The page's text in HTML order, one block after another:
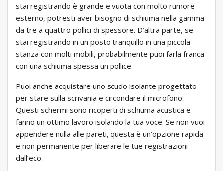
stai registrando è grande e vuota con molto rumore
esterno, potresti aver bisogno di schiuma nella gamma
da tre a quattro pollici di spessore. D’altra parte, se
stai registrando in un posto tranquillo in una piccola
stanza con molti mobili, probabilmente puoi farla franca
con una schiuma spessa un pollice.
Puoi anche acquistare uno scudo isolante progettato
per stare sulla scrivania e circondare il microfono.
Questi schermi sono ricoperti di schiuma acustica e
fanno un ottimo lavoro isolando la tua voce. Se non vuoi
appendere nulla alle pareti, questa è un’opzione rapida
e non permanente per liberare le tue registrazioni
dall’eco.